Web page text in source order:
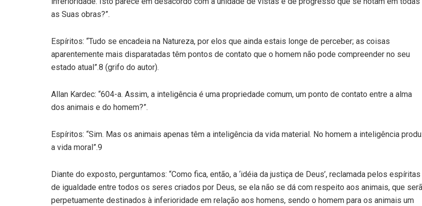
as Suas obras?”.
Espíritos: “Tudo se encadeia na Natureza, por elos que ainda estais longe de perceber; as coisas
aparentemente mais disparatadas têm pontos de contato que o homem não pode compreender no seu
estado atual”.8 (grifo do autor).
Allan Kardec: “604-a. Assim, a inteligência é uma propriedade comum, um ponto de contato entre a alma
dos animais e do homem?”.
Espíritos: “Sim. Mas os animais apenas têm a inteligência da vida material. No homem a inteligência
a vida moral”.9
Diante do exposto, perguntamos: “Como fica, então, a ‘idéia da justiça de Deus’, reclamada pelos espíritas
de igualdade entre todos os seres criados por Deus, se ela não se dá com respeito aos animais, que
perpetuamente destinados à inferioridade em relação aos homens, sendo o homem para os animais um